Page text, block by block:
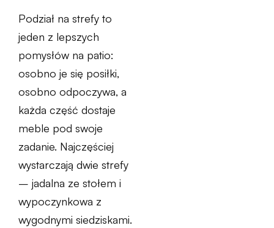
Podział na strefy to
jeden z lepszych
pomysłów na patio:
osobno je się posiłki,
osobno odpoczywa, a
każda część dostaje
meble pod swoje
zadanie. Najczęściej
wystarczają dwie strefy
– jadalna ze stołem i
wypoczynkowa z
wygodnymi siedziskami.